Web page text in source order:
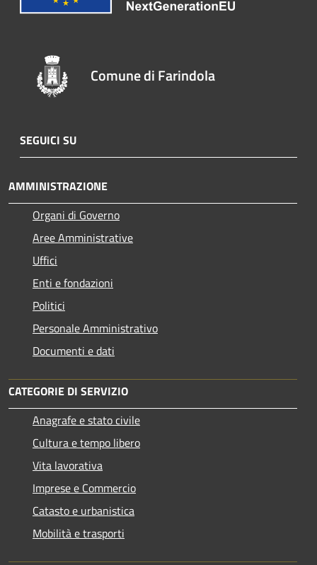
Comune di Farindola
SEGUICI SU
AMMINISTRAZIONE
Organi di Governo
Aree Amministrative
Uffici
Enti e fondazioni
Politici
Personale Amministrativo
Documenti e dati
CATEGORIE DI SERVIZIO
Anagrafe e stato civile
Cultura e tempo libero
Vita lavorativa
Imprese e Commercio
Catasto e urbanistica
Mobilità e trasporti